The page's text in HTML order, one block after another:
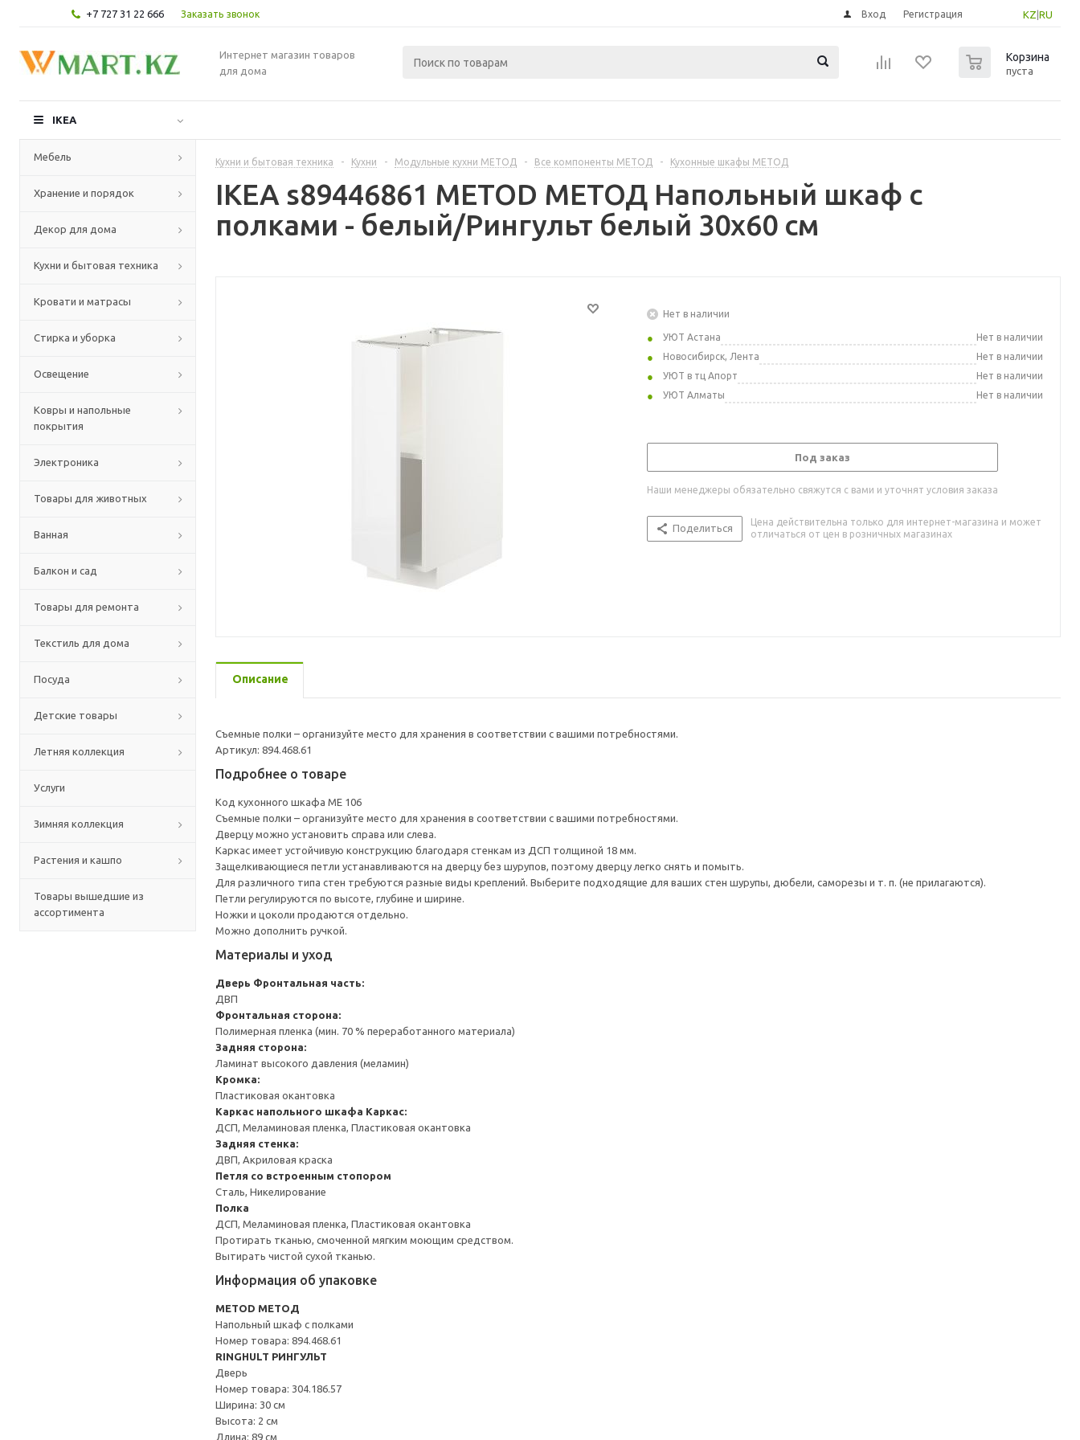
+7 727 31 22 666 Заказать звонок KZ RU
Вход Регистрация
Интернет магазин товаров
для дома
Корзина
пуста
IKEA
Мебель
Хранение и порядок
Декор для дома
Кухни и бытовая техника
Кровати и матрасы
Стирка и уборка
Освещение
Ковры и напольные
покрытия
Электроника
Товары для животных
Ванная
Балкон и сад
Товары для ремонта
Текстиль для дома
Посуда
Детские товары
Летняя коллекция
Услуги
Зимняя коллекция
Растения и кашпо
Товары вышедшие из
ассортимента
Кухни и бытовая техника - Кухни - Модульные кухни МЕТОД - Все компоненты МЕТОД - Кухонные шкафы МЕТОД
IKEA s89446861 METOD МЕТОД Напольный шкаф с
полками - белый/Рингульт белый 30x60 см
Нет в наличии
УЮТ Астана
Нет в наличии
Новосибирск, Лента
Нет в наличии
УЮТ в тц Апорт
Нет в наличии
УЮТ Алматы
Нет в наличии
Под заказ
Наши менеджеры обязательно свяжутся с вами и уточнят условия заказа
Поделиться
Цена действительна только для интернет-магазина и может
отличаться от цен в розничных магазинах
Описание
Съемные полки – организуйте место для хранения в соответствии с вашими потребностями.
Артикул: 894.468.61
Подробнее о товаре
Код кухонного шкафа ME 106
Съемные полки – организуйте место для хранения в соответствии с вашими потребностями.
Дверцу можно установить справа или слева.
Каркас имеет устойчивую конструкцию благодаря стенкам из ДСП толщиной 18 мм.
Защелкивающиеся петли устанавливаются на дверцу без шурупов, поэтому дверцу легко снять и помыть.
Для различного типа стен требуются разные виды креплений. Выберите подходящие для ваших стен шурупы, дюбели, саморезы и т. п. (не прилагаются).
Петли регулируются по высоте, глубине и ширине.
Ножки и цоколи продаются отдельно.
Можно дополнить ручкой.
Материалы и уход
Дверь Фронтальная часть:
ДВП
Фронтальная сторона:
Полимерная пленка (мин. 70 % переработанного материала)
Задняя сторона:
Ламинат высокого давления (меламин)
Кромка:
Пластиковая окантовка
Каркас напольного шкафа Каркас:
ДСП, Меламиновая пленка, Пластиковая окантовка
Задняя стенка:
ДВП, Акриловая краска
Петля со встроенным стопором
Сталь, Никелирование
Полка
ДСП, Меламиновая пленка, Пластиковая окантовка
Протирать тканью, смоченной мягким моющим средством.
Вытирать чистой сухой тканью.
Информация об упаковке
METOD МЕТОД
Напольный шкаф с полками
Номер товара: 894.468.61
RINGHULT РИНГУЛЬТ
Дверь
Номер товара: 304.186.57
Ширина: 30 см
Высота: 2 см
Длина: 89 см